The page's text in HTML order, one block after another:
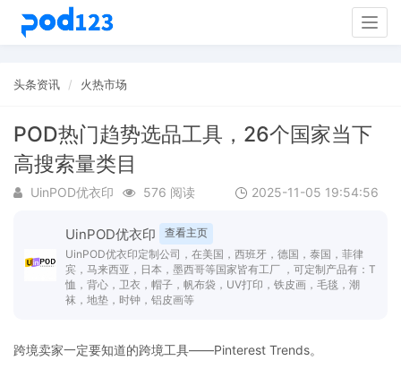
头条资讯 火热市场
POD热门趋势选品工具，26个国家当下
高搜索量类目
UinPOD优衣印 576 阅读 2025-11-05 19:54:56
UinPOD优衣印
查看主页
UinPOD优衣印定制公司，在美国，西班牙，德国，泰国，菲律
宾，马来西亚，日本，墨西哥等国家皆有工厂 ，可定制产品有：T
恤，背心，卫衣，帽子，帆布袋，UV打印，铁皮画，毛毯，潮
袜，地垫，时钟，铝皮画等
跨境卖家一定要知道的跨境工具——Pinterest Trends。